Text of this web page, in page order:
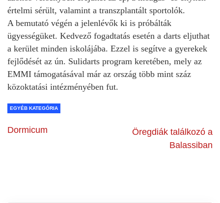
értelmi sérült, valamint a transzplantált sportolók.
A bemutató végén a jelenlévők ki is próbálták
ügyességüket. Kedvező fogadtatás esetén a darts eljuthat
a kerület minden iskolájába. Ezzel is segítve a gyerekek
fejlődését az ún. Sulidarts program keretében, mely az
EMMI támogatásával már az ország több mint száz
közoktatási intézményében fut.
EGYÉB KATEGÓRIA
Dormicum
Öregdiák találkozó a
Balassiban